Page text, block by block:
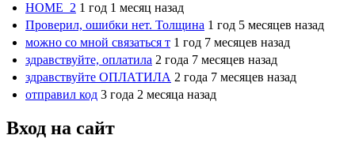
HOME_2 1 год 1 месяц назад
Проверил, ошибки нет. Толщина 1 год 5 месяцев назад
можно со мной связаться т 1 год 7 месяцев назад
здравствуйте, оплатила 2 года 7 месяцев назад
здравствуйте ОПЛАТИЛА 2 года 7 месяцев назад
отправил код 3 года 2 месяца назад
Вход на сайт